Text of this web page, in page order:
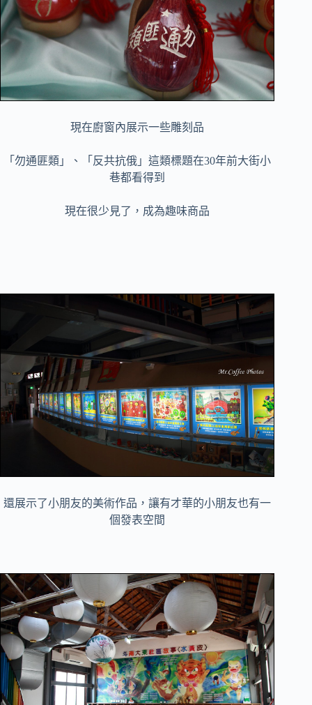
現在廚窗內展示一些雕刻品
「勿通匪類」、「反共抗俄」這類標題在30年前大街小
巷都看得到
現在很少見了，成為趣味商品
還展示了小朋友的美術作品，讓有才華的小朋友也有一
個發表空間